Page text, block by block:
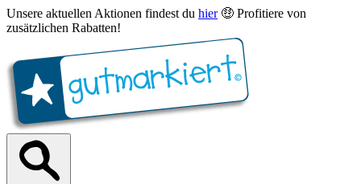
Unsere aktuellen Aktionen findest du hier🤑 Profitiere von
zusätzlichen Rabatten!